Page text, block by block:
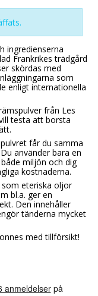
ingredienserna
Frankrikes trädgård
skördas med
som
enligt internationella
från Les
testa att borsta
får du samma
använder bara en
miljön och dig
kostnaderna.
som eteriska oljor
bl.a. ger en
Den innehåller
tänderna mycket
med tillförsikt!